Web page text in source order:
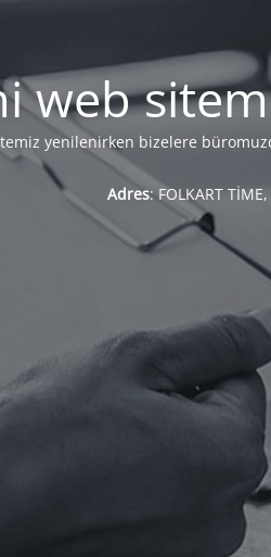
web
yenilenirken bizelere
Adres: FOLKART